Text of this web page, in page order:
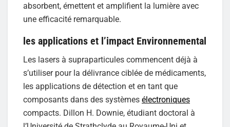
absorbent, émettent et amplifient la lumière avec
une efficacité remarquable.
les applications et l’impact Environnemental
Les lasers à supraparticules commencent déjà à
s’utiliser pour la délivrance ciblée de médicaments,
les applications de détection et en tant que
composants dans des systèmes électroniques
compacts. Dillon H. Downie, étudiant doctoral à